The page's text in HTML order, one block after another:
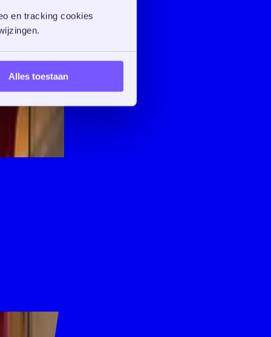
en tracking cookies
Alles toestaan